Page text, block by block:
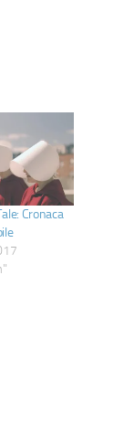
Cronaca